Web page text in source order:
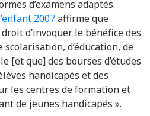
d’examens adaptés.
2007affirme que
d’invoquer le bénéfice des
d’éducation, de
[et que] des bourses d’études
handicapés et des
les centres de formation et
de jeunes handicapés ».